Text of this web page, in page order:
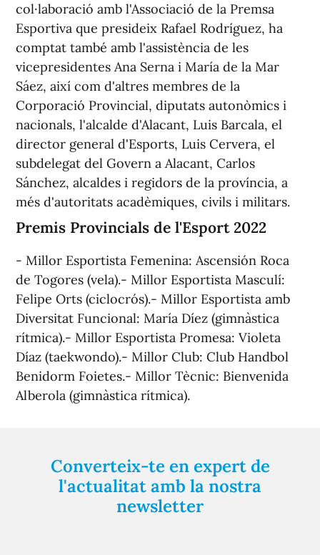
col·laboració amb l'Associació de la Premsa
Esportiva que presideix Rafael Rodríguez, ha
comptat també amb l'assistència de les
vicepresidentes Ana Serna i María de la Mar
Sáez, així com d'altres membres de la
Corporació Provincial, diputats autonòmics i
nacionals, l'alcalde d'Alacant, Luis Barcala, el
director general d'Esports, Luis Cervera, el
subdelegat del Govern a Alacant, Carlos
Sánchez, alcaldes i regidors de la província, a
més d'autoritats acadèmiques, civils i militars.
Premis Provincials de l'Esport 2022
- Millor Esportista Femenina: Ascensión Roca
de Togores (vela).- Millor Esportista Masculí:
Felipe Orts (ciclocrós).- Millor Esportista amb
Diversitat Funcional: María Díez (gimnàstica
rítmica).- Millor Esportista Promesa: Violeta
Díaz (taekwondo).- Millor Club: Club Handbol
Benidorm Foietes.- Millor Tècnic: Bienvenida
Alberola (gimnàstica rítmica).
Converteix-te en expert de
l'actualitat amb la nostra
newsletter